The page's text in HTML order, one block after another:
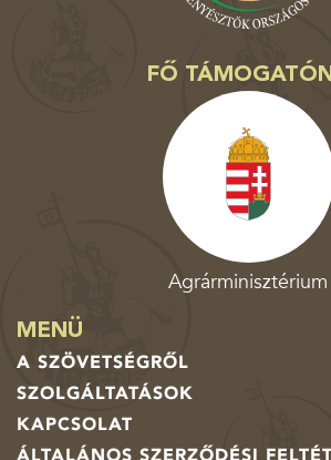
FŐ
Agrárminisztérium
MENÜ
A SZÖVETSÉGRŐL
SZOLGÁLTATÁSOK
KAPCSOLAT